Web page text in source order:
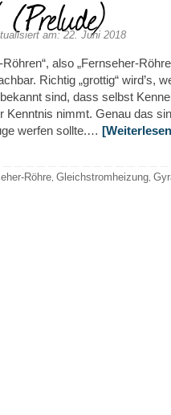
am: 22. Juni 2018
Röhren“, also „Fernseher-
Richtig „grottig“ wird’s,
sind, dass selbst
Kenntnis nimmt. Genau das
werfen sollte.…
Röhre, Gleichstromheizung,